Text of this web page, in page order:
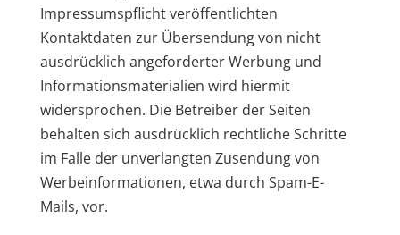
Impressumspflicht veröffentlichten
Kontaktdaten zur Übersendung von nicht
ausdrücklich angeforderter Werbung und
Informationsmaterialien wird hiermit
widersprochen. Die Betreiber der Seiten
behalten sich ausdrücklich rechtliche Schritte
im Falle der unverlangten Zusendung von
Werbeinformationen, etwa durch Spam-E-
Mails, vor.